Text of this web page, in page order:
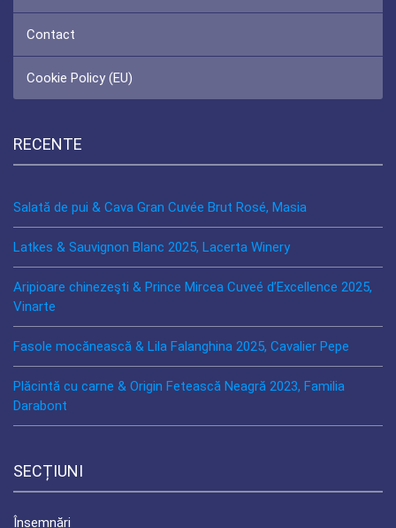
Contact
Cookie Policy (EU)
RECENTE
Salată de pui & Cava Gran Cuvée Brut Rosé, Masia
Latkes & Sauvignon Blanc 2025, Lacerta Winery
Aripioare chinezeşti & Prince Mircea Cuveé d’Excellence 2025,
Vinarte
Fasole mocănească & Lila Falanghina 2025, Cavalier Pepe
Plăcintă cu carne & Origin Fetească Neagră 2023, Familia
Darabont
SECȚIUNI
Însemnări